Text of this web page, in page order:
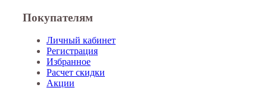
Покупателям
Личный кабинет
Регистрация
Избранное
Расчет скидки
Акции